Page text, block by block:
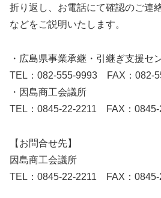
折り返し、お電話にて確認のご連
などをご説明いたします。
・広島県事業承継・引継ぎ支援セ
TEL：082-555-9993 FAX：082-
・因島商工会議所
TEL：0845-22-2211 FAX：0845-
【お問合せ先】
因島商工会議所
TEL：0845-22-2211 FAX：0845-